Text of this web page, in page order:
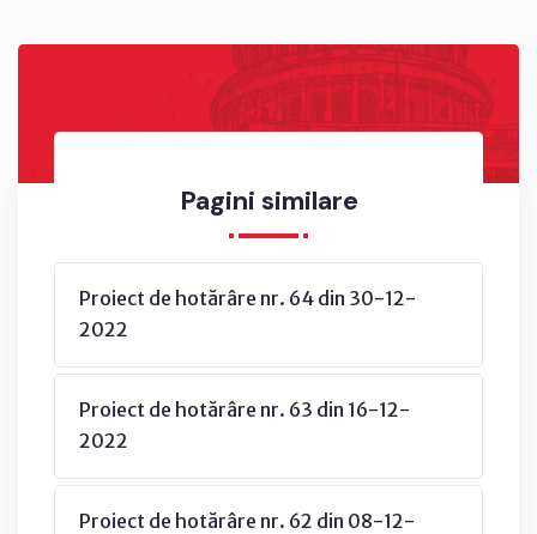
Pagini similare
Proiect de hotărâre nr. 64 din 30-12-
2022
Proiect de hotărâre nr. 63 din 16-12-
2022
Proiect de hotărâre nr. 62 din 08-12-